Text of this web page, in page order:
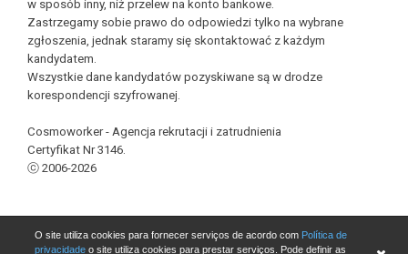
O site utiliza cookies para fornecer serviços de acordo com Política de
privacidade o site utiliza cookies para prestar serviços. Pode definir as
w sposób inny, niż przelew na konto bankowe.
Zastrzegamy sobie prawo do odpowiedzi tylko na wybrane
zgłoszenia, jednak staramy się skontaktować z każdym
kandydatem.
Wszystkie dane kandydatów pozyskiwane są w drodze
korespondencji szyfrowanej.
Cosmoworker - Agencja rekrutacji i zatrudnienia
Certyfikat Nr 3146.
ⓒ 2006-2026